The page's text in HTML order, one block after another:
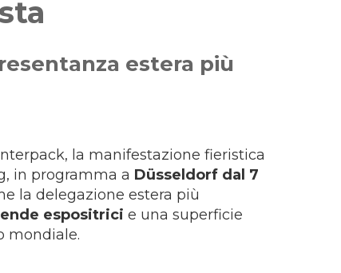
estera più
la manifestazione fieristica
in programma a Düsseldorf dal 7
la delegazione estera più
espositrici e una superficie
mondiale.